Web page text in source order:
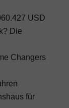
USD
Die
Changers
für